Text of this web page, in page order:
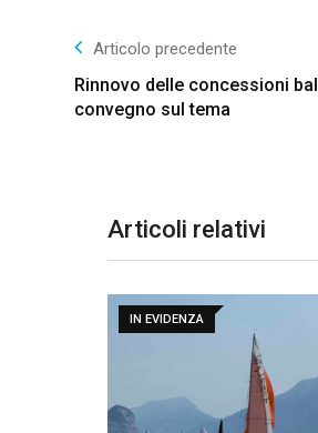
Articolo precedente
Rinnovo delle concessioni
convegno sul tema
Articoli relativi
IN EVIDENZA